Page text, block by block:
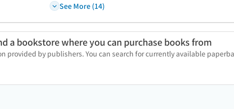
See More (14)
a bookstore where you can purchase books from
by publishers. You can search for currently available